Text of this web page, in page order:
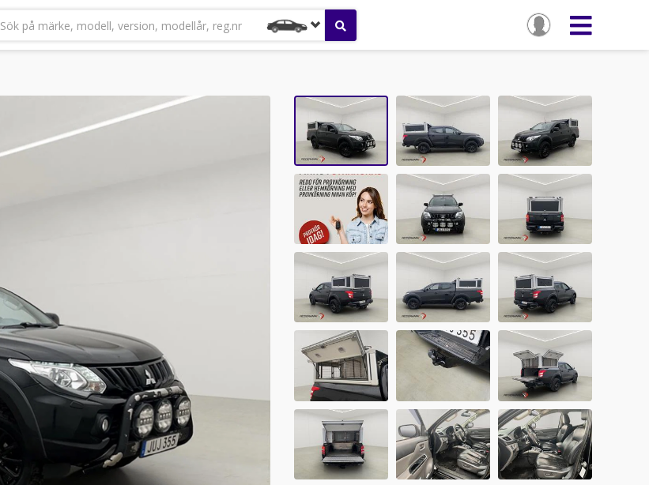
Sök på märke, modell, version, modellår, reg.nr